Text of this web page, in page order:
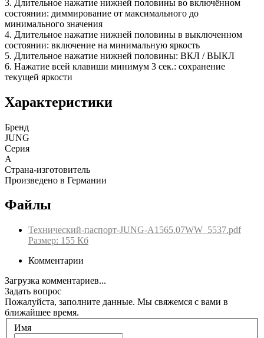
3. Длительное нажатие нижней половины во включённом
состоянии: диммирование от максимального до
минимального значения
4. Длительное нажатие нижней половины в выключенном
состоянии: включение на минимальную яркость
5. Длительное нажатие нижней половины: ВКЛ / ВЫКЛ
6. Нажатие всей клавиши минимум 3 сек.: сохранение
текущей яркости
Характеристики
Бренд
JUNG
Серия
A
Страна-изготовитель
Произведено в Германии
Файлы
Технический-паспорт-JUNG-A1565.07WW_5537.pdf
Размер: 155 Кб
Комментарии
Загрузка комментариев...
Задать вопрос
Пожалуйста, заполните данные. Мы свяжемся с вами в
ближайшее время.
Имя